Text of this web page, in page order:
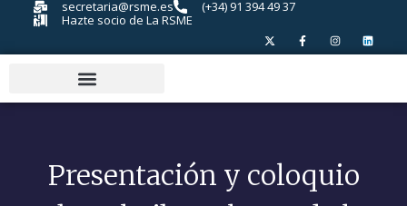
secretaria@rsme.es
(+34) 91 394 49 37
Hazte socio de La RSME
Presentación y coloquio